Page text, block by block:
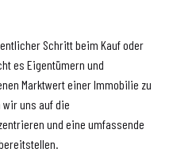
Schritt beim Kauf oder
es Eigentümern und
Marktwert einer Immobilie zu
uns auf die
und eine umfassende